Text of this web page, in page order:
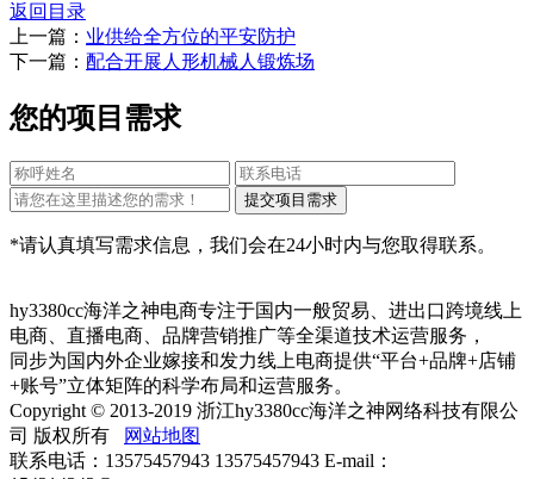
返回目录
上一篇： 业供给全方位的平安防护
下一篇： 配合开展人形机械人锻炼场
您的项目需求
*请认真填写需求信息，我们会在24小时内与您取得联系。
hy3380cc海洋之神电商专注于国内一般贸易、进出口跨境线上
电商、直播电商、品牌营销推广等全渠道技术运营服务，
同步为国内外企业嫁接和发力线上电商提供“平台+品牌+店铺
+账号”立体矩阵的科学布局和运营服务。
Copyright © 2013-2019 浙江hy3380cc海洋之神网络科技有限公
司 版权所有
网站地图
联系电话：13575457943 13575457943 E-mail：